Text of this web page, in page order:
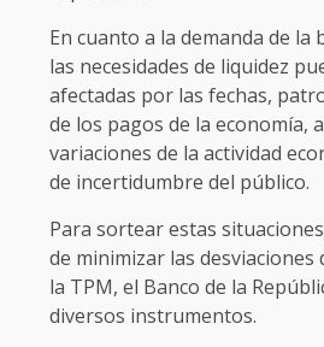
En cuanto a la demanda de la
las necesidades de liquidez
afectadas por las fechas,
de los pagos de la economía,
variaciones de la actividad
de incertidumbre del público.
Para sortear estas
de minimizar las desviaciones
la TPM, el Banco de la
diversos instrumentos.